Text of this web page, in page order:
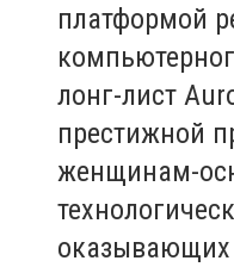
платформой
лонг-лист
престижной
женщинам-
оказывающих